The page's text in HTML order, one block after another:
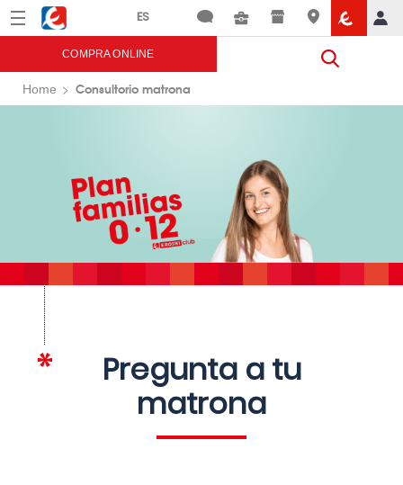
Menú Eroski
COMPRA ONLINE
Home Consultorio matrona
Pregunta a tu
matrona